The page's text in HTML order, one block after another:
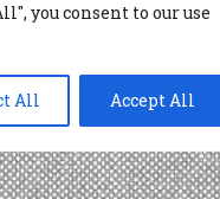
you consent to our use
All Accept All